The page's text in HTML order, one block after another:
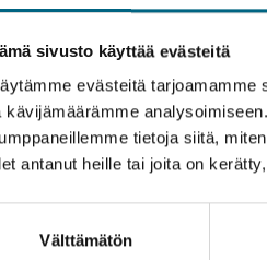
sivusto käyttää evästeitä
evästeitä tarjoamamme
kävijämäärämme
tietoja siitä,
antanut heille tai joita on
Välttämätön
9.9.2026